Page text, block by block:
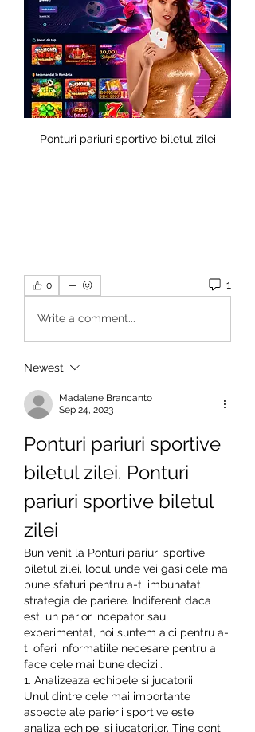
Ponturi pariuri sportive biletul zilei
0 1
Write a comment...
Newest
Madalene Brancanto
Sep 24, 2023
Ponturi pariuri sportive
biletul zilei. Ponturi
pariuri sportive biletul
zilei
Bun venit la Ponturi pariuri sportive
biletul zilei, locul unde vei gasi cele mai
bune sfaturi pentru a-ti imbunatati
strategia de pariere. Indiferent daca
esti un parior incepator sau
experimentat, noi suntem aici pentru a-
ti oferi informatiile necesare pentru a
face cele mai bune decizii.
1. Analizeaza echipele si jucatorii
Unul dintre cele mai importante
aspecte ale parierii sportive este
analiza echipei si jucatorilor. Tine cont